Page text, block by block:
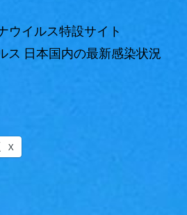
ウイルス特設サイト
ス 日本国内の最新感染状況
X